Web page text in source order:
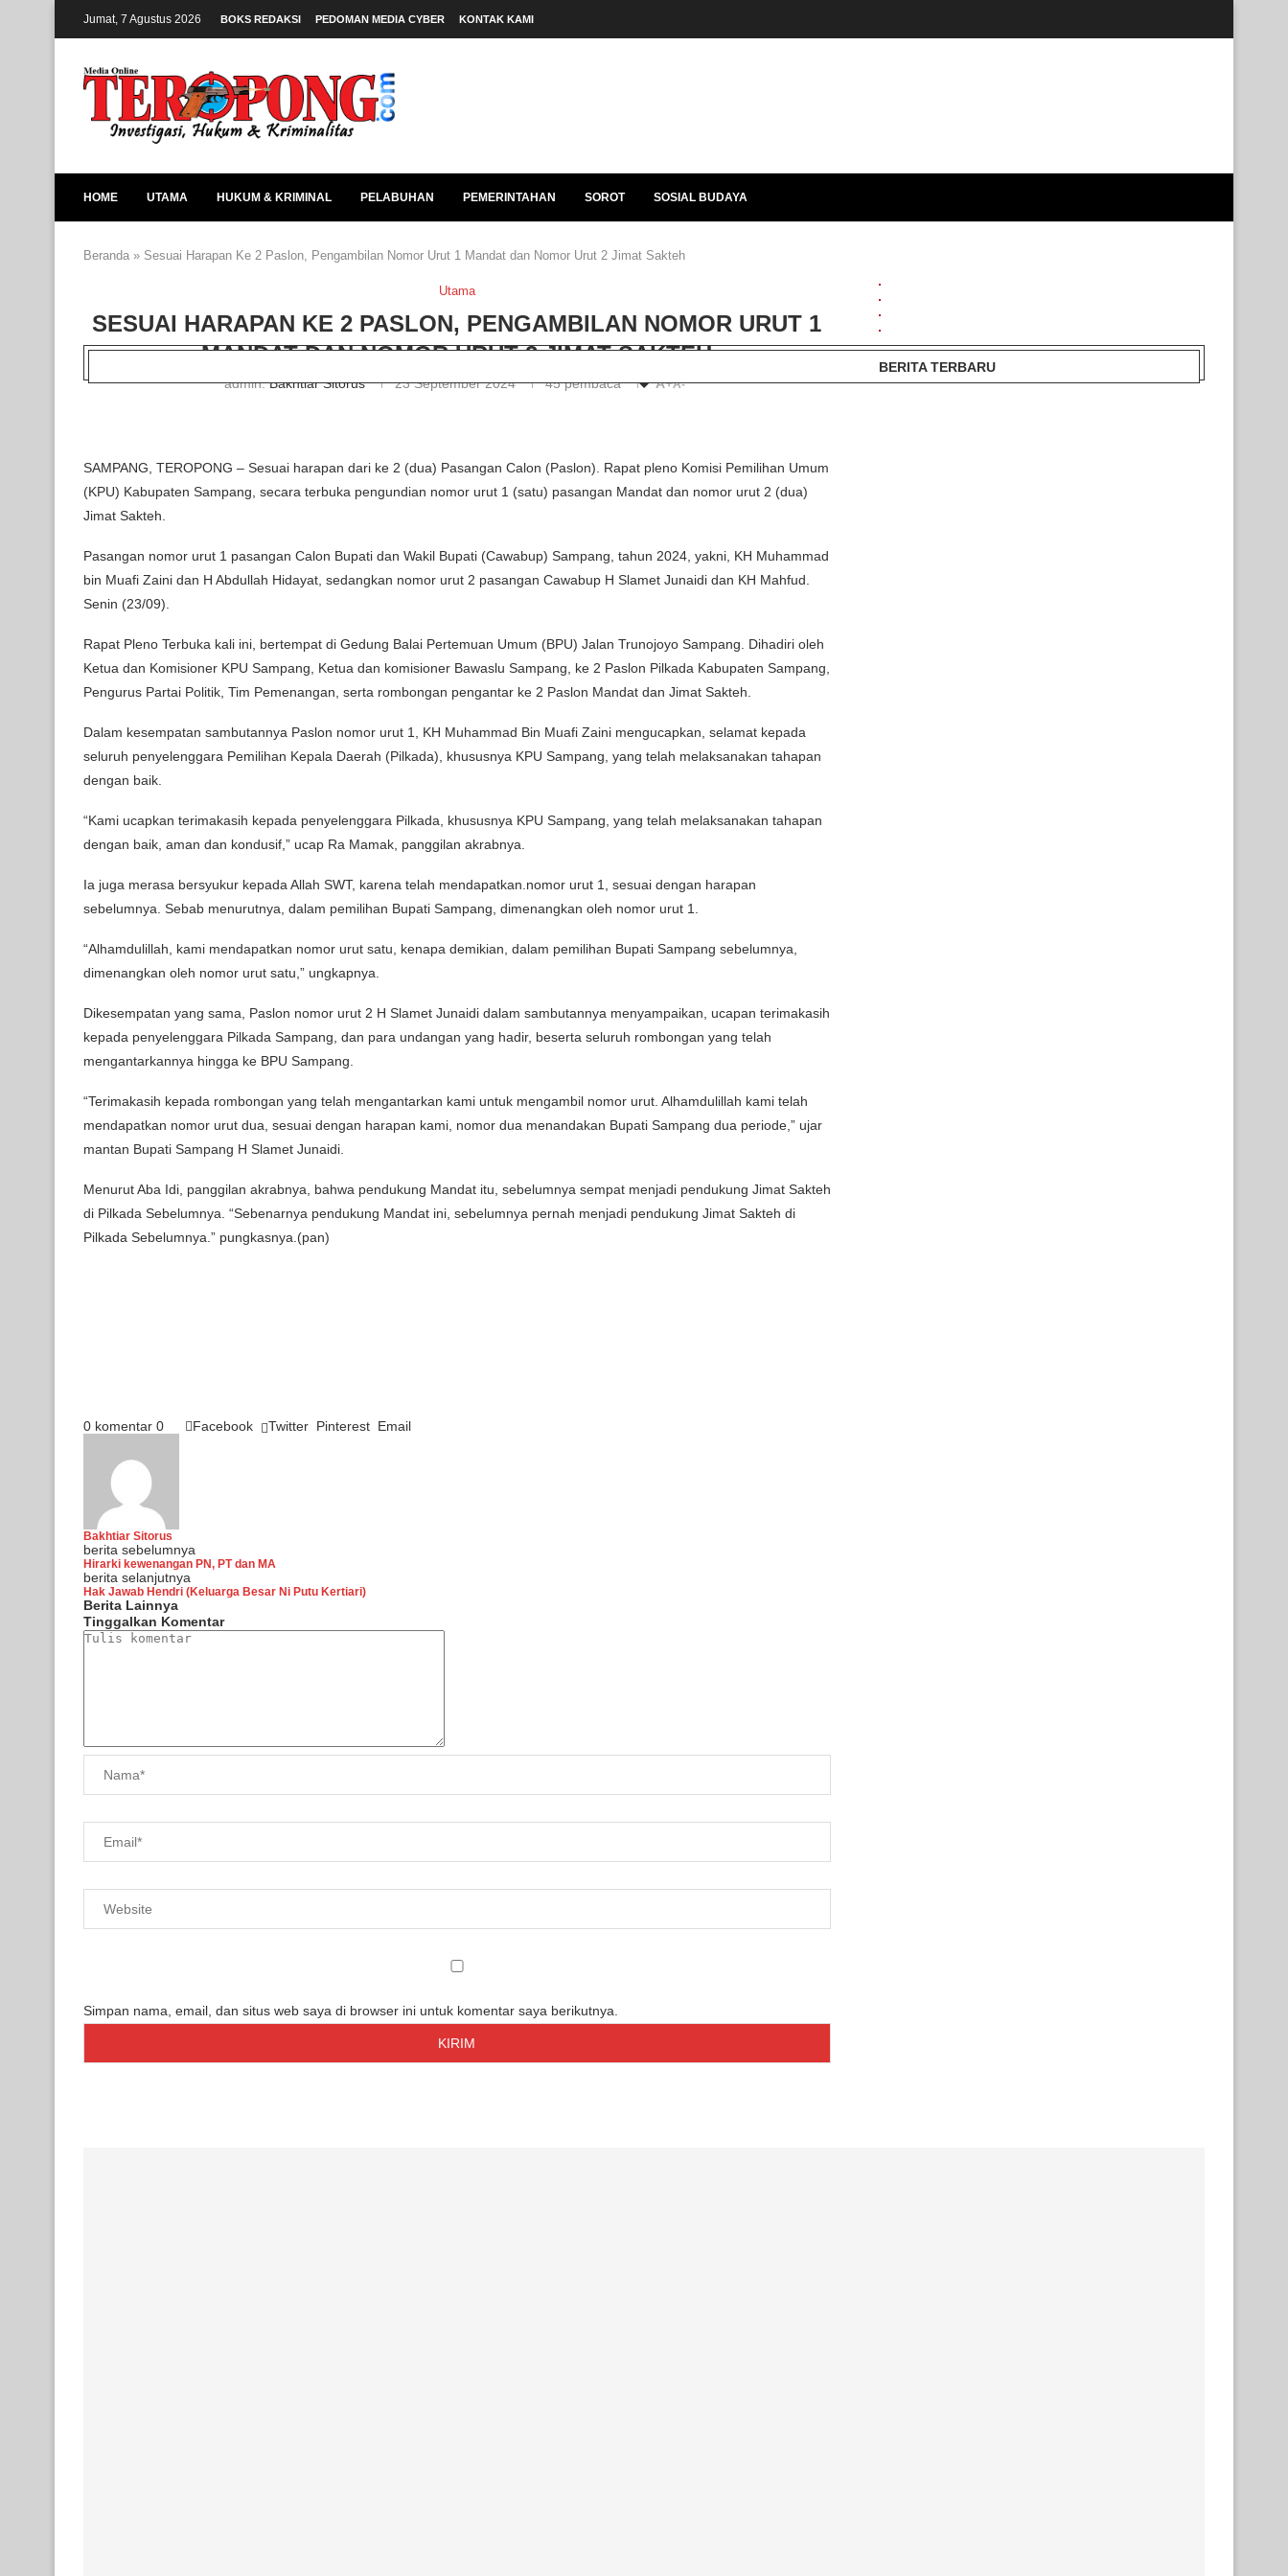
Jumat, 7 Agustus 2026 BOKS REDAKSI PEDOMAN MEDIA CYBER KONTAK KAMI
HOME UTAMA HUKUM & KRIMINAL PELABUHAN PEMERINTAHAN SOROT SOSIAL BUDAYA
Beranda » Sesuai Harapan Ke 2 Paslon, Pengambilan Nomor Urut 1 Mandat dan Nomor Urut 2 Jimat Sakteh
Utama
SESUAI HARAPAN KE 2 PASLON, PENGAMBILAN NOMOR URUT 1
MANDAT DAN NOMOR URUT 2 JIMAT SAKTEH
admin:Bakhtiar Sitorus 23 September 2024 45pembaca A+A-
SAMPANG, TEROPONG – Sesuai harapan dari ke 2 (dua) Pasangan Calon (Paslon). Rapat pleno Komisi Pemilihan Umum
(KPU) Kabupaten Sampang, secara terbuka pengundian nomor urut 1 (satu) pasangan Mandat dan nomor urut 2 (dua)
Jimat Sakteh.
Pasangan nomor urut 1 pasangan Calon Bupati dan Wakil Bupati (Cawabup) Sampang, tahun 2024, yakni, KH Muhammad
bin Muafi Zaini dan H Abdullah Hidayat, sedangkan nomor urut 2 pasangan Cawabup H Slamet Junaidi dan KH Mahfud.
Senin (23/09).
Rapat Pleno Terbuka kali ini, bertempat di Gedung Balai Pertemuan Umum (BPU) Jalan Trunojoyo Sampang. Dihadiri oleh
Ketua dan Komisioner KPU Sampang, Ketua dan komisioner Bawaslu Sampang, ke 2 Paslon Pilkada Kabupaten Sampang,
Pengurus Partai Politik, Tim Pemenangan, serta rombongan pengantar ke 2 Paslon Mandat dan Jimat Sakteh.
Dalam kesempatan sambutannya Paslon nomor urut 1, KH Muhammad Bin Muafi Zaini mengucapkan, selamat kepada
seluruh penyelenggara Pemilihan Kepala Daerah (Pilkada), khususnya KPU Sampang, yang telah melaksanakan tahapan
dengan baik.
“Kami ucapkan terimakasih kepada penyelenggara Pilkada, khususnya KPU Sampang, yang telah melaksanakan tahapan
dengan baik, aman dan kondusif,” ucap Ra Mamak, panggilan akrabnya.
Ia juga merasa bersyukur kepada Allah SWT, karena telah mendapatkan.nomor urut 1, sesuai dengan harapan
sebelumnya. Sebab menurutnya, dalam pemilihan Bupati Sampang, dimenangkan oleh nomor urut 1.
“Alhamdulillah, kami mendapatkan nomor urut satu, kenapa demikian, dalam pemilihan Bupati Sampang sebelumnya,
dimenangkan oleh nomor urut satu,” ungkapnya.
Dikesempatan yang sama, Paslon nomor urut 2 H Slamet Junaidi dalam sambutannya menyampaikan, ucapan terimakasih
kepada penyelenggara Pilkada Sampang, dan para undangan yang hadir, beserta seluruh rombongan yang telah
mengantarkannya hingga ke BPU Sampang.
“Terimakasih kepada rombongan yang telah mengantarkan kami untuk mengambil nomor urut. Alhamdulillah kami telah
mendapatkan nomor urut dua, sesuai dengan harapan kami, nomor dua menandakan Bupati Sampang dua periode,” ujar
mantan Bupati Sampang H Slamet Junaidi.
Menurut Aba Idi, panggilan akrabnya, bahwa pendukung Mandat itu, sebelumnya sempat menjadi pendukung Jimat Sakteh
di Pilkada Sebelumnya. “Sebenarnya pendukung Mandat ini, sebelumnya pernah menjadi pendukung Jimat Sakteh di
Pilkada Sebelumnya.” pungkasnya.(pan)
0 komentar 0 Facebook Twitter Pinterest Email
Bakhtiar Sitorus
berita sebelumnya
Hirarki kewenangan PN, PT dan MA
berita selanjutnya
Hak Jawab Hendri (Keluarga Besar Ni Putu Kertiari)
Berita Lainnya
Tinggalkan Komentar
Simpan nama, email, dan situs web saya di browser ini untuk komentar saya berikutnya.
BERITA TERBARU